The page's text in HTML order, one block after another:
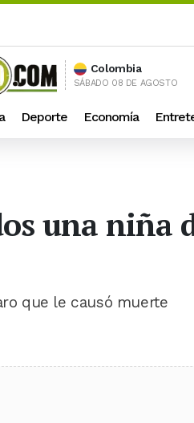
Colombia
SÁBADO 08 DE AGOSTO
Deporte Economía
una niña
que le causó muerte